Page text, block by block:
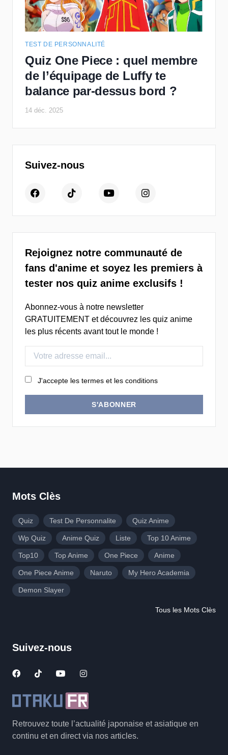
TEST DE PERSONNALITÉ
Quiz One Piece : quel membre
de l’équipage de Luffy te
balance par-dessus bord ?
14 déc. 2025
Suivez-nous
Rejoignez notre communauté de
fans d'anime et soyez les premiers à
tester nos quiz anime exclusifs !
Abonnez-vous à notre newsletter
GRATUITEMENT et découvrez les quiz anime
les plus récents avant tout le monde !
J'accepte les termes et les conditions
S'ABONNER
Retrouvez toute l’actualité japonaise et asiatique en
continu et en direct via nos articles.
Mots Clès
Quiz Test De Personnalite Quiz Anime
Wp Quiz Anime Quiz Liste Top 10 Anime
Top10 Top Anime One Piece Anime
One Piece Anime Naruto My Hero Academia
Demon Slayer
Tous les Mots Clès
Suivez-nous